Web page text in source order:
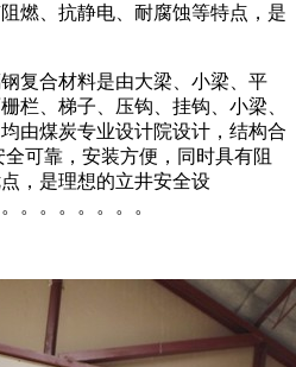
燃、抗静电、耐腐蚀等特点，是
复合材料是由大梁、小梁、平
栏、梯子、压钩、挂钩、小梁、
由煤炭专业设计院设计，结构合
可靠，安装方便，同时具有阻
，是理想的立井安全设
。。。。。。。